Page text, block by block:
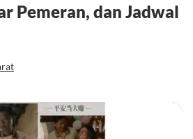
Pemeran, dan Jadwal